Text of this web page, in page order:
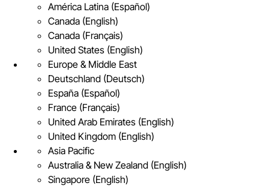
América Latina (Español)
Canada (English)
Canada (Français)
United States (English)
Europe & Middle East
Deutschland (Deutsch)
España (Español)
France (Français)
United Arab Emirates (English)
United Kingdom (English)
Asia Pacific
Australia & New Zealand (English)
Singapore (English)